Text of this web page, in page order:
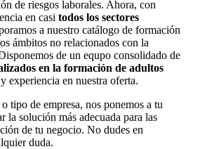
de riesgos laborales. Ahora, con
en casi todos los sectores
a nuestro catálogo de formación
ámbitos no relacionados con la
de un equpo consolidado de
en la formación de adultos
experiencia en nuestra oferta.
tipo de empresa, nos ponemos a tu
la solución más adecuada para las
de tu negocio. No dudes en
duda.